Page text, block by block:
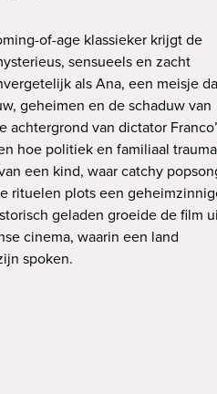
of-age klassieker krijgt de
sensueels en zacht
als Ana, een meisje
geheimen en de schaduw van
achtergrond van dictator
hoe politiek en familiaal trauma
een kind, waar catchy
rituelen plots een
geladen groeide de film
cinema, waarin een land
spoken.